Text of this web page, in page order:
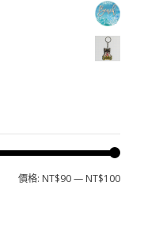
價格: NT$90— NT$100